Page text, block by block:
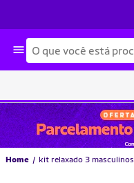
Busca
Home kit relaxado 3 masculinos